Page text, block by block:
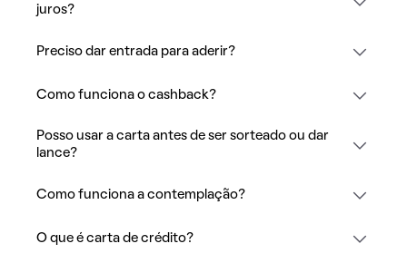
juros?
Preciso dar entrada para aderir?
Como funciona o cashback?
Posso usar a carta antes de ser sorteado ou dar
lance?
Como funciona a contemplação?
O que é carta de crédito?